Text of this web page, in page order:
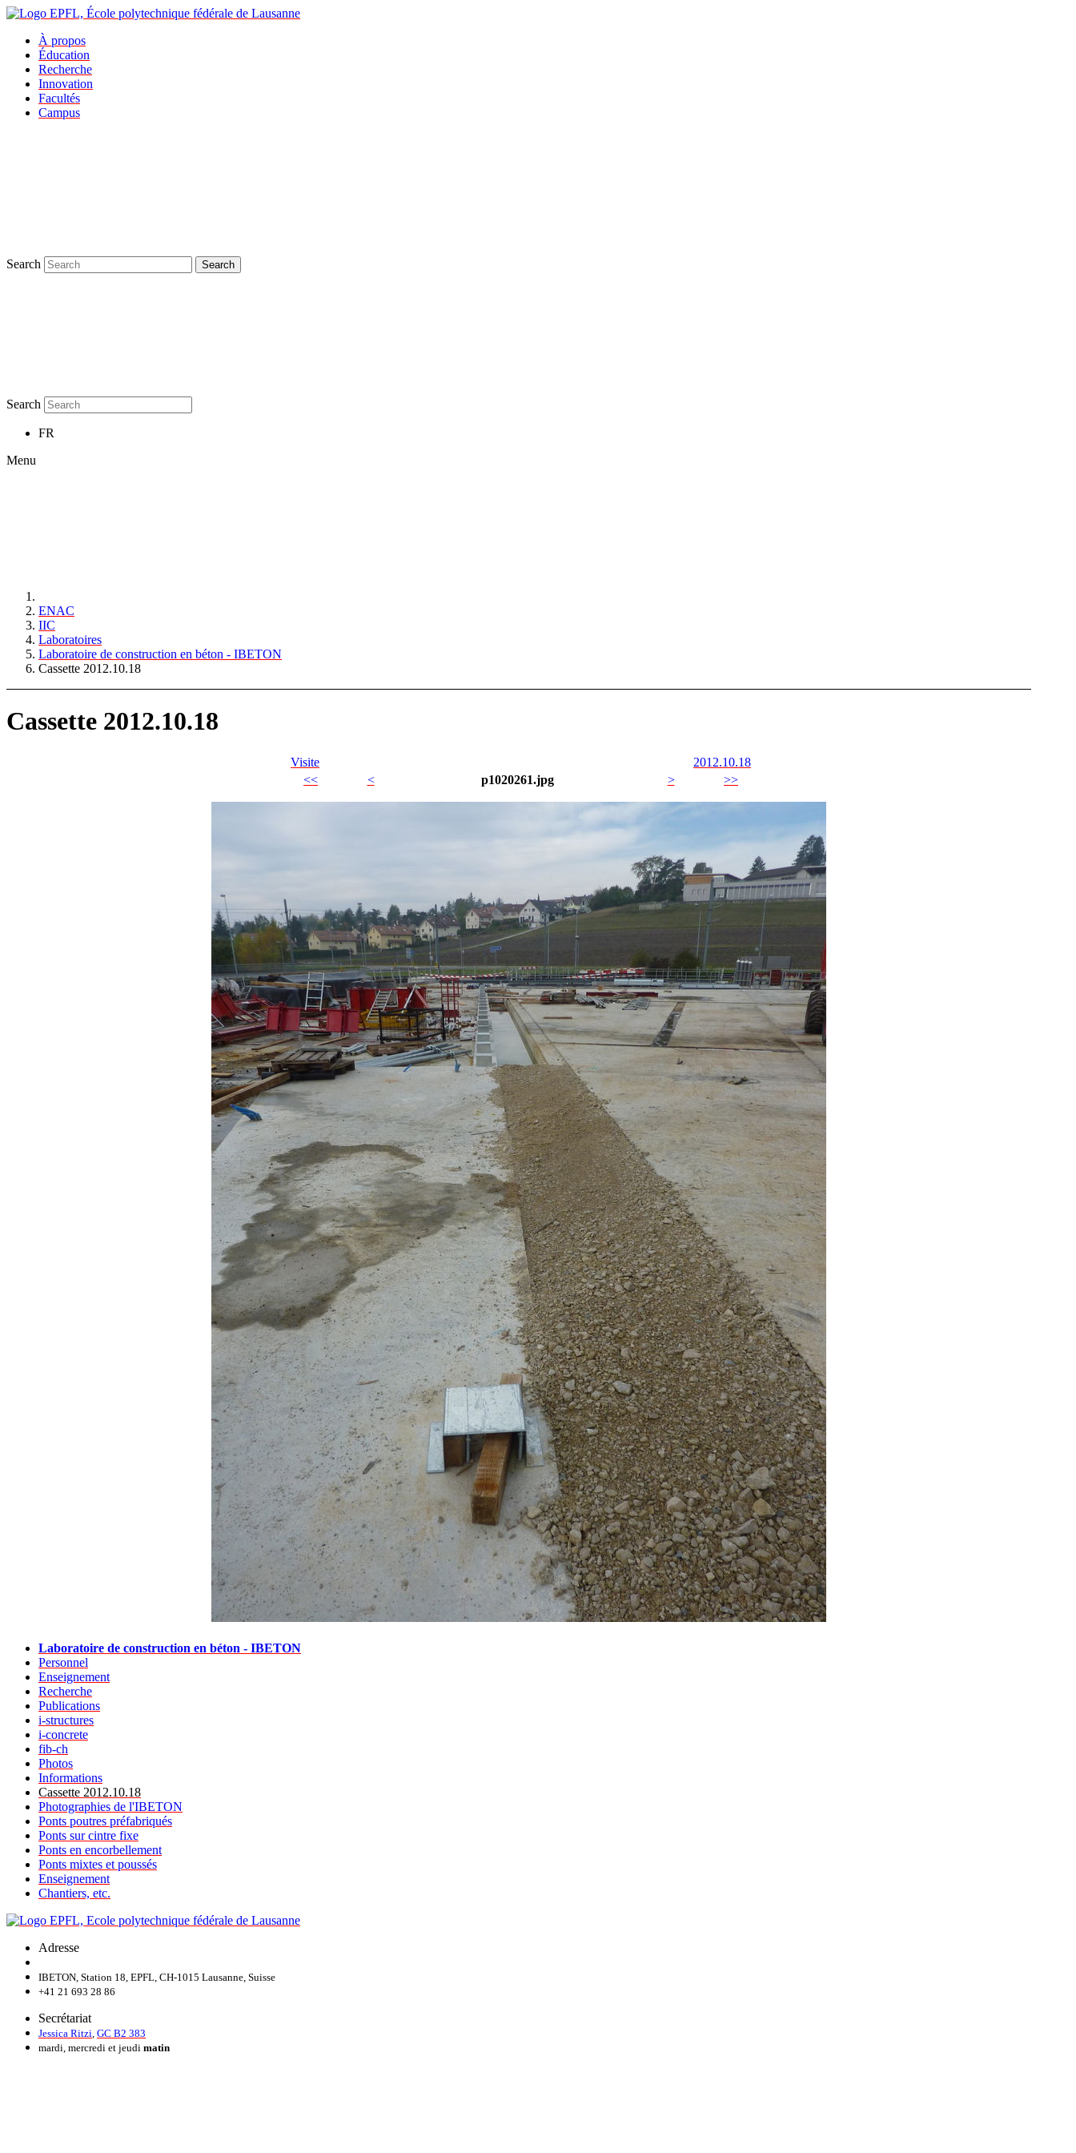
À propos
Éducation
Recherche
Innovation
Facultés
Campus
Search Search
Search
FR
Menu
ENAC
IIC
Laboratoires
Laboratoire de construction en béton - IBETON
Cassette 2012.10.18
Cassette 2012.10.18
Visite
2012.10.18
<<
< p1020261.jpg > >>
Laboratoire de construction en béton - IBETON
Personnel
Enseignement
Recherche
Publications
i-structures
i-concrete
fib-ch
Photos
Informations
Cassette 2012.10.18
Photographies de l'IBETON
Ponts poutres préfabriqués
Ponts sur cintre fixe
Ponts en encorbellement
Ponts mixtes et poussés
Enseignement
Chantiers, etc.
Adresse
IBETON, Station 18, EPFL, CH-1015 Lausanne, Suisse
+41 21 693 28 86
Secrétariat
Jessica Ritzi GC B2 383
mardi, mercredi et jeudi matin